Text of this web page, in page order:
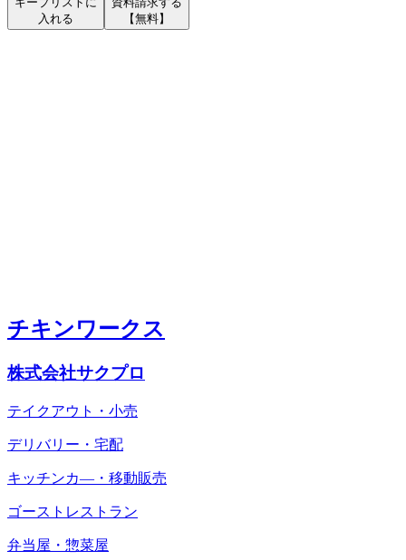
入れる
【無料】
チキンワークス
株式会社サクプロ
テイクアウト・小売
デリバリー・宅配
キッチンカ―・移動販売
ゴーストレストラン
弁当屋・惣菜屋